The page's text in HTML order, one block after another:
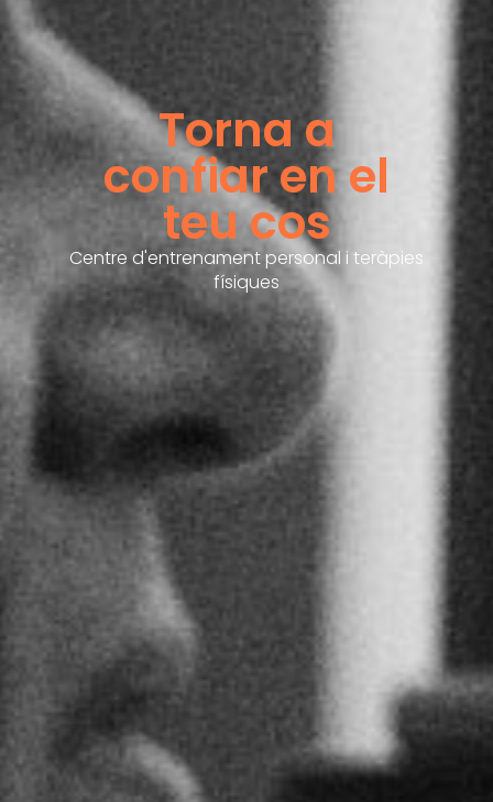
Torna a
confiar en el
teu cos
Centre d'entrenament personal i teràpies
físiques